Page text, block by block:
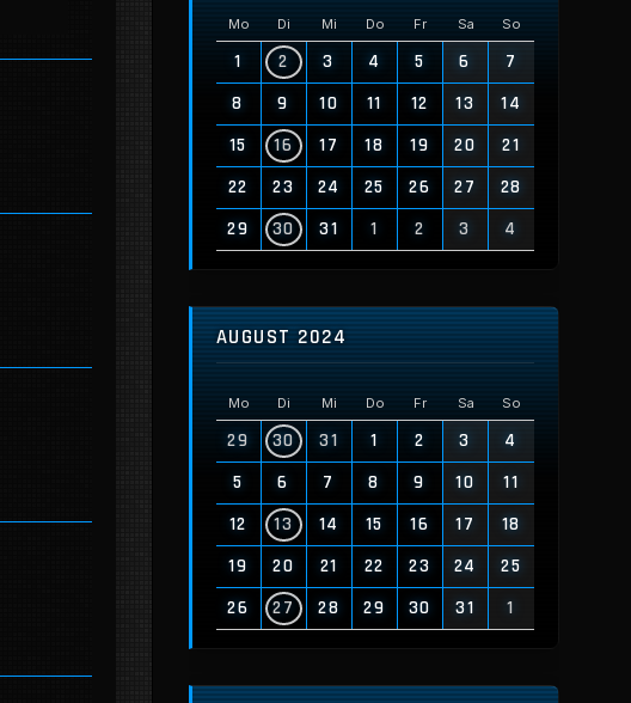
Mo Di Mi Do Fr Sa So
1 2 3 4 5 6
7
8
9 10 11 12 13
14
15
16 17 18 19 20
21
22
23 24 25 26 27
28
29
30 31 1 2 3 4
AUGUST 2024
Mo Di Mi Do Fr Sa So
29 30 31 1 2 3
4
5
6 7 8 9 10
11
12
13 14 15 16 17
18
19
20 21 22 23 24
25
26
27 28 29 30 31 1